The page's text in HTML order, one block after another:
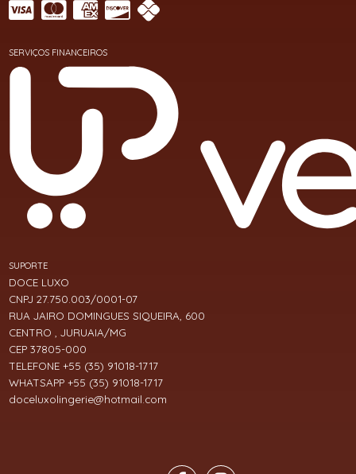
SERVIÇOS FINANCEIROS
SUPORTE
DOCE LUXO
CNPJ 27.750.003/0001-07
RUA JAIRO DOMINGUES SIQUEIRA, 600
CENTRO , JURUAIA/MG
CEP 37805-000
TELEFONE +55 (35) 91018-1717
WHATSAPP +55 (35) 91018-1717
doceluxolingerie@hotmail.com